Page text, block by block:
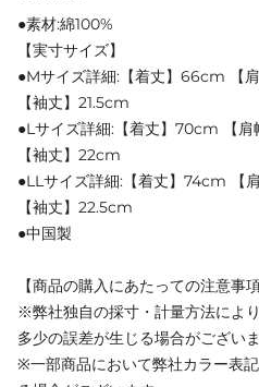
●素材:綿100%
【実寸サイズ】
●Mサイズ詳細:【着丈】66cm 【
【袖丈】21.5cm
●Lサイズ詳細:【着丈】70cm 【
【袖丈】22cm
●LLサイズ詳細:【着丈】74cm 【
【袖丈】22.5cm
●中国製
【商品の購入にあたっての注意事項
※弊社独自の採寸・計量方法によ
多少の誤差が生じる場合がございま
※一部商品において弊社カラー表